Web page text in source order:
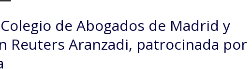
de Abogados de Madrid y
Reuters Aranzadi, patrocinada por